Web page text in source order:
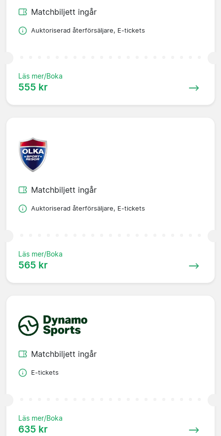
Matchbiljett ingår
Auktoriserad återförsäljare, E-tickets
Läs mer/Boka
555 kr
Matchbiljett ingår
Auktoriserad återförsäljare, E-tickets
Läs mer/Boka
565 kr
Matchbiljett ingår
E-tickets
Läs mer/Boka
635 kr